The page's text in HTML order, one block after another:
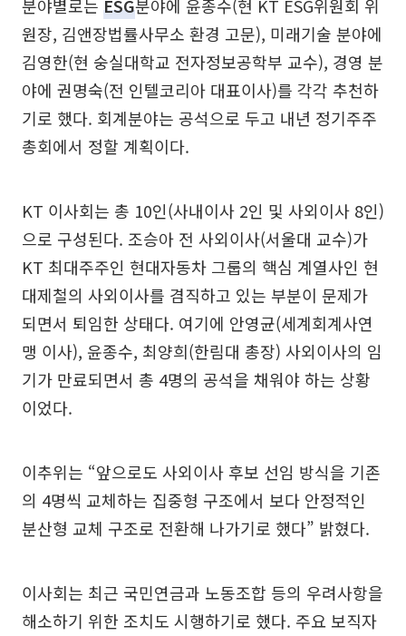
분야별로는 ESG분야에 윤종수(현 KT ESG위원회 위
원장, 김앤장법률사무소 환경 고문), 미래기술 분야에
김영한(현 숭실대학교 전자정보공학부 교수), 경영 분
야에 권명숙(전 인텔코리아 대표이사)를 각각 추천하
기로 했다. 회계분야는 공석으로 두고 내년 정기주주
총회에서 정할 계획이다.
KT 이사회는 총 10인(사내이사 2인 및 사외이사 8인)
으로 구성된다. 조승아 전 사외이사(서울대 교수)가
KT 최대주주인 현대자동차 그룹의 핵심 계열사인 현
대제철의 사외이사를 겸직하고 있는 부분이 문제가
되면서 퇴임한 상태다. 여기에 안영균(세계회계사연
맹 이사), 윤종수, 최양희(한림대 총장) 사외이사의 임
기가 만료되면서 총 4명의 공석을 채워야 하는 상황
이었다.
이추위는 “앞으로도 사외이사 후보 선임 방식을 기존
의 4명씩 교체하는 집중형 구조에서 보다 안정적인
분산형 교체 구조로 전환해 나가기로 했다” 밝혔다.
이사회는 최근 국민연금과 노동조합 등의 우려사항을
해소하기 위한 조치도 시행하기로 했다. 주요 보직자